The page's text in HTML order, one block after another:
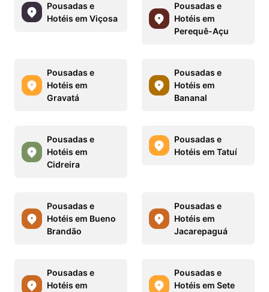
Pousadas e
Hotéis em Viçosa
Pousadas e
Hotéis em
Perequê-Açu
Pousadas e
Hotéis em
Gravatá
Pousadas e
Hotéis em
Bananal
Pousadas e
Hotéis em
Cidreira
Pousadas e
Hotéis em Tatuí
Pousadas e
Hotéis em Bueno
Brandão
Pousadas e
Hotéis em
Jacarepaguá
Pousadas e
Hotéis em
Pousadas e
Hotéis em Sete